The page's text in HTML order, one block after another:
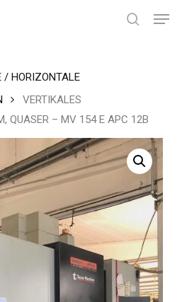
/ HORIZONTALE
VERTIKALES
QUASER – MV 154 E APC 12B